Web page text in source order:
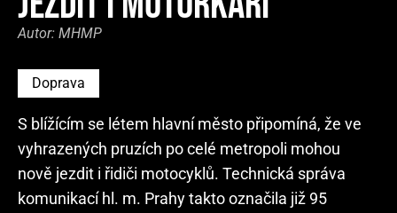
Autor: MHMP
Doprava
S blížícím se létem hlavní město připomíná, že ve
vyhrazených pruzích po celé metropoli mohou
nově jezdit i řidiči motocyklů. Technická správa
komunikací hl. m. Prahy takto označila již 95